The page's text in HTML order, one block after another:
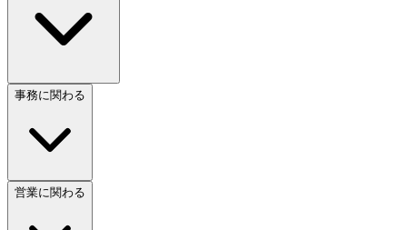
事務に関わる
営業に関わる